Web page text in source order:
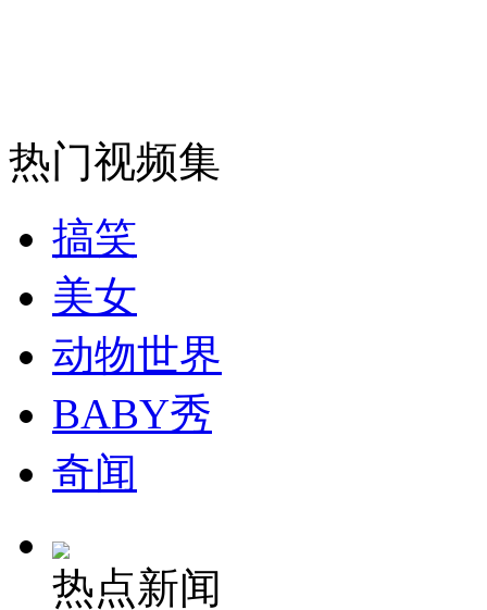
走！跟着总书记去植树
消防员救轻生者
纽约上演“枕头大战”
司机酒驾遇交警 急速倒车逃窜
热门视频集
搞笑
美女
动物世界
BABY秀
奇闻
热点新闻